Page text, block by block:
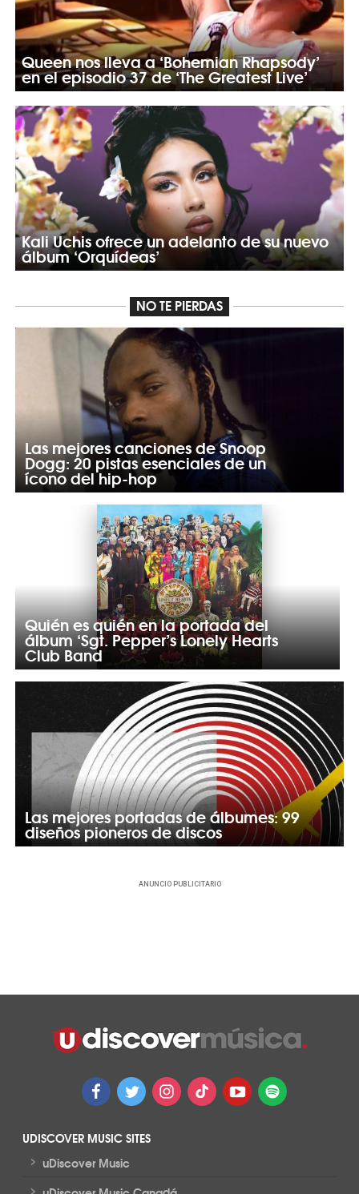
Queen nos lleva a ‘Bohemian Rhapsody’
en el episodio 37 de ‘The Greatest Live’
Kali Uchis ofrece un adelanto de su nuevo
álbum ‘Orquídeas’
NO TE PIERDAS
Las mejores canciones de Snoop
Dogg: 20 pistas esenciales de un
ícono del hip-hop
Quién es quién en la portada del
álbum ‘Sgt. Pepper’s Lonely Hearts
Club Band
Las mejores portadas de álbumes: 99
diseños pioneros de discos
ANUNCIO PUBLICITARIO
UDISCOVER MUSIC SITES
> uDiscover Music
>